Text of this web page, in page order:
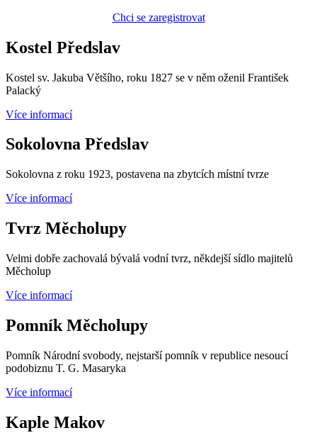
Chci se zaregistrovat
Kostel Předslav
Kostel sv. Jakuba Většího, roku 1827 se v něm oženil František
Palacký
Více informací
Sokolovna Předslav
Sokolovna z roku 1923, postavena na zbytcích místní tvrze
Více informací
Tvrz Měcholupy
Velmi dobře zachovalá bývalá vodní tvrz, někdejší sídlo majitelů
Měcholup
Více informací
Pomník Měcholupy
Pomník Národní svobody, nejstarší pomník v republice nesoucí
podobiznu T. G. Masaryka
Více informací
Kaple Makov